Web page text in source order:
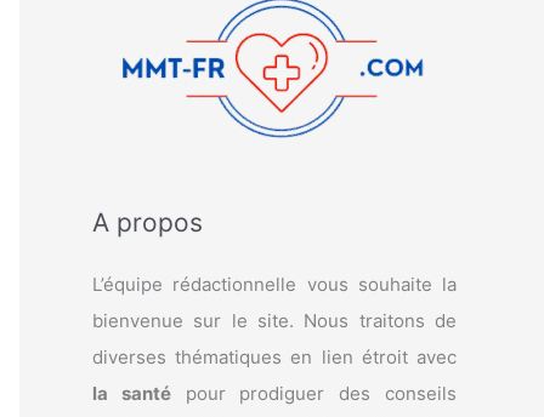
A propos
L’équipe rédactionnelle vous souhaite la
bienvenue sur le site. Nous traitons de
diverses thématiques en lien étroit avec
la santépour prodiguer des conseils